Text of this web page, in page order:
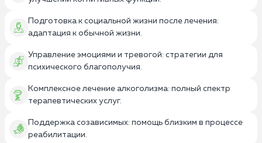
Подготовка к социальной жизни после лечения:
адаптация к обычной жизни.
Управление эмоциями и тревогой: стратегии для
психического благополучия.
Комплексное лечение алкоголизма: полный спектр
терапевтических услуг.
Поддержка созависимых: помощь близким в процессе
реабилитации.